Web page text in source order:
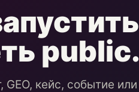
кейс, событие